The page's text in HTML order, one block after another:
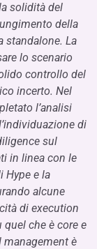
solidità del
della
standalone. La
lo scenario
controllo del
incerto. Nel
l’analisi
di
sul
in linea con le
Hype e la
alcune
di execution
quel che è core e
management è